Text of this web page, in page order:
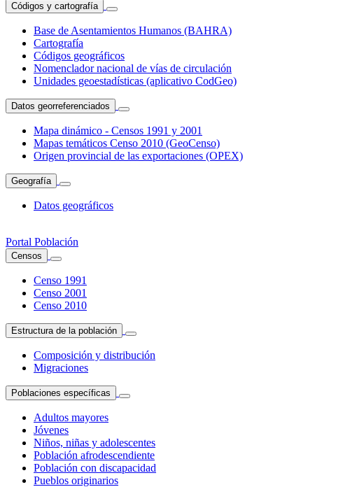
Códigos y cartografía
Base de Asentamientos Humanos (BAHRA)
Cartografía
Códigos geográficos
Nomenclador nacional de vías de circulación
Unidades geoestadísticas (aplicativo CodGeo)
Datos georreferenciados
Mapa dinámico - Censos 1991 y 2001
Mapas temáticos Censo 2010 (GeoCenso)
Origen provincial de las exportaciones (OPEX)
Geografía
Datos geográficos
Portal Población
Censos
Censo 1991
Censo 2001
Censo 2010
Estructura de la población
Composición y distribución
Migraciones
Poblaciones específicas
Adultos mayores
Jóvenes
Niños, niñas y adolescentes
Población afrodescendiente
Población con discapacidad
Pueblos originarios